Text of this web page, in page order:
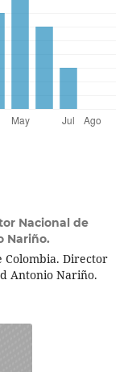
Nacional de
Nariño.
Colombia. Director
Antonio Nariño.